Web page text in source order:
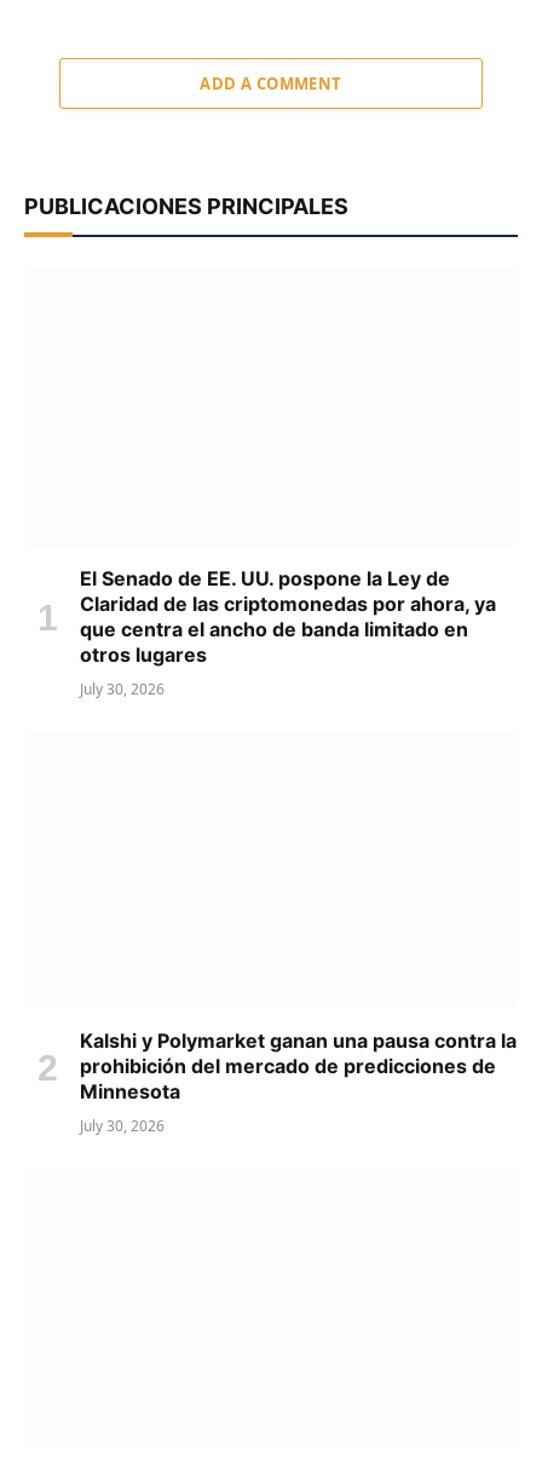
ADD A COMMENT
PUBLICACIONES PRINCIPALES
El Senado de EE. UU. pospone la Ley de
Claridad de las criptomonedas por ahora, ya
que centra el ancho de banda limitado en
otros lugares
July 30, 2026
Kalshi y Polymarket ganan una pausa contra la
prohibición del mercado de predicciones de
Minnesota
July 30, 2026